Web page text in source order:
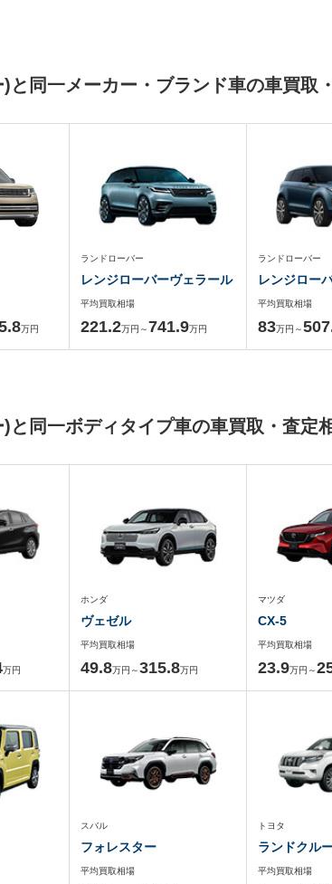
と同一メーカー・ブランド車の車買取
万円
ランドローバー
レンジローバーヴェラール
平均買取相場
221.2万円～741.9万円
ランドローバー
レンジロー
平均買取相場
83万円～
と同一ボディタイプ車の車買取・査定
万円
ホンダ
ヴェゼル
平均買取相場
49.8万円～315.8万円
マツダ
CX-5
平均買取相場
23.9万円～
スバル
フォレスター
平均買取相場
トヨタ
ランドクル
平均買取相場